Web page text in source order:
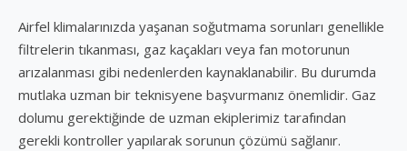
Airfel klimalarınızda yaşanan soğutmama sorunları genellikle
filtrelerin tıkanması, gaz kaçakları veya fan motorunun
arızalanması gibi nedenlerden kaynaklanabilir. Bu durumda
mutlaka uzman bir teknisyene başvurmanız önemlidir. Gaz
dolumu gerektiğinde de uzman ekiplerimiz tarafından
gerekli kontroller yapılarak sorunun çözümü sağlanır.